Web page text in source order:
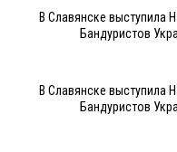
В Славянске выступила
Бандуристов
В Славянске выступила
Бандуристов